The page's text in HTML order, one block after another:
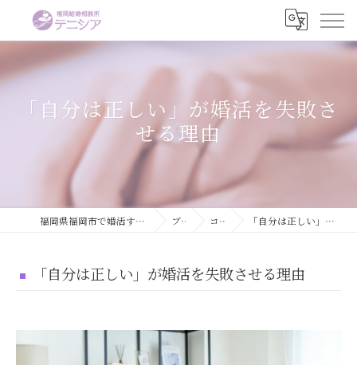
「自分は正しい」が婚活を失敗さ
せる理由
福岡県福岡市で婚活するなら結婚相談所テニシア ブログ コラム 「自分は正しい」が婚活を失敗させる理由
「自分は正しい」が婚活を失敗させる理由